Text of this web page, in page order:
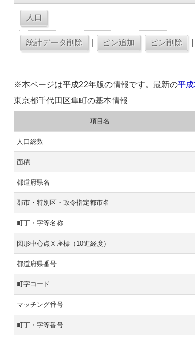
※本ページは平成22年版の情報です。最新の平
東京都千代田区隼町の基本情報
項目名
人口総数
面積
都道府県名
郡市・特別区・政令指定都市名
町丁・字等名称
図形中心点Ｘ座標（10進経度）
都道府県番号
町字コード
マッチング番号
町丁・字等番号